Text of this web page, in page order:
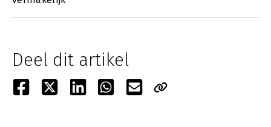
Deel dit artikel